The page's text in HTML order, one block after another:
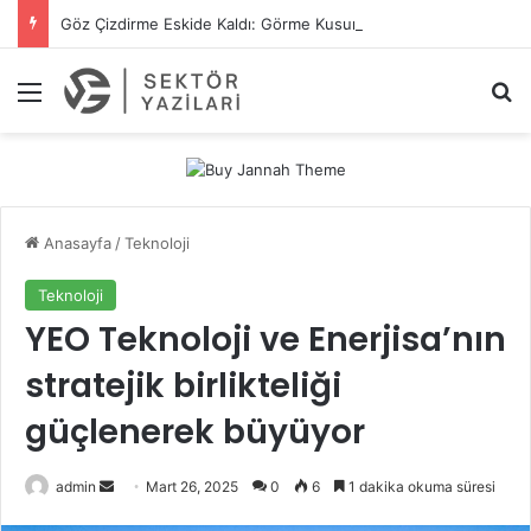
Menü
Anasayfa/Teknoloji
Teknoloji
YEO Teknoloji ve Enerjisa’nın
stratejik birlikteliği
güçlenerek büyüyor
admin Mart 26, 2025 0 6 1 dakika okuma süresi